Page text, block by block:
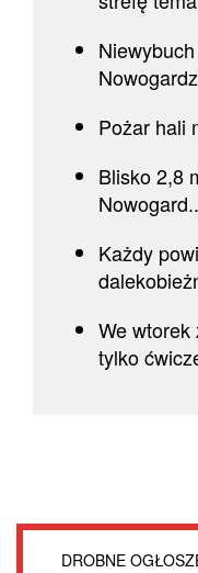
Pożar hali
Blisko 2,8
Każdy
We wtorek
tylko
DROBNE